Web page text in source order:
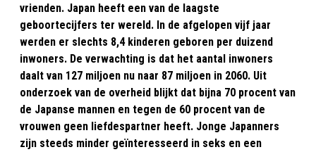
vrienden. Japan heeft een van de laagste
geboortecijfers ter wereld. In de afgelopen vijf jaar
werden er slechts 8,4 kinderen geboren per duizend
inwoners. De verwachting is dat het aantal inwoners
daalt van 127 miljoen nu naar 87 miljoen in 2060. Uit
onderzoek van de overheid blijkt dat bijna 70 procent van
de Japanse mannen en tegen de 60 procent van de
vrouwen geen liefdespartner heeft. Jonge Japanners
zijn steeds minder geïnteresseerd in seks en een